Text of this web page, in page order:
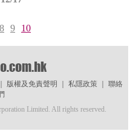
8 9 10
版權及免責聲明 私隱政策｜ 聯絡
Limited. All rights reserved.